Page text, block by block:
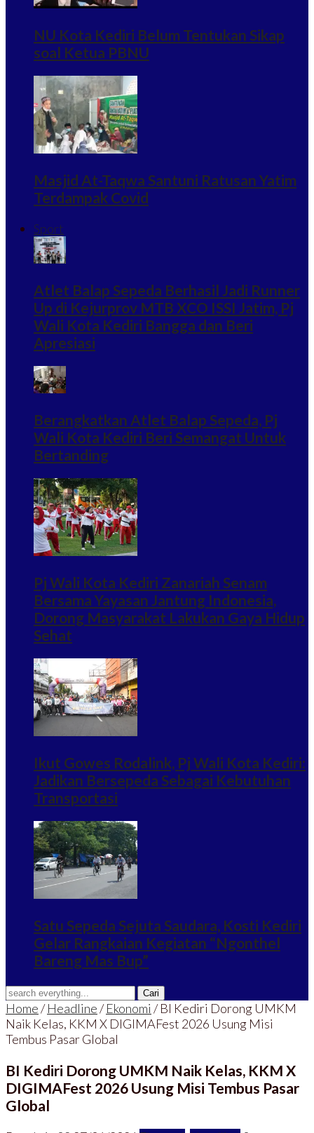
NU Kota Kediri Belum Tentukan Sikap
soal Ketua PBNU
Masjid At-Taqwa Santuni Ratusan Yatim
Terdampak Covid
Sport
Atlet Balap Sepeda Berhasil Jadi Runner
Up di Kejurprov MTB XCO ISSI Jatim, Pj
Wali Kota Kediri Bangga dan Beri
Apresiasi
Berangkatkan Atlet Balap Sepeda, Pj
Wali Kota Kediri Beri Semangat Untuk
Bertanding
Pj Wali Kota Kediri Zanariah Senam
Bersama Yayasan Jantung Indonesia,
Dorong Masyarakat Lakukan Gaya Hidup
Sehat
Ikut Gowes Rodalink, Pj Wali Kota Kediri:
Jadikan Bersepeda Sebagai Kebutuhan
Transportasi
Satu Sepeda Sejuta Saudara, Kosti Kediri
Gelar Rangkaian Kegiatan “Ngonthel
Bareng Mas Bup”
Home/Headline/Ekonomi /BI Kediri Dorong UMKM
Naik Kelas, KKM X DIGIMAFest 2026 Usung Misi
Tembus Pasar Global
BI Kediri Dorong UMKM Naik Kelas, KKM X
DIGIMAFest 2026 Usung Misi Tembus Pasar
Global